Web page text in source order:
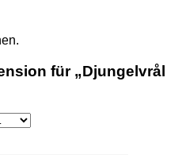
für „Djungelvrål